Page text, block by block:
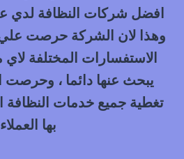
افضل شركات النظافة لدي
وهذا لان الشركة حرصت علي
الاستفسارات المختلفة لاي
يبحث عنها دائما ، وحرصت
تغطية جميع خدمات النظافة
بها العملاء